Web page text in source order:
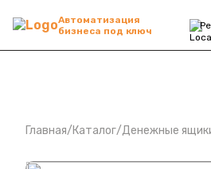
Автоматизация
бизнеса под ключ
Главная/Каталог/Денежные